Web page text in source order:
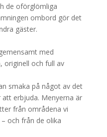
de oförglömliga
ombord gör det
gäster.
med
originell och full av
smaka på något av det
erbjuda. Menyerna är
från områdena vi
och från de olika